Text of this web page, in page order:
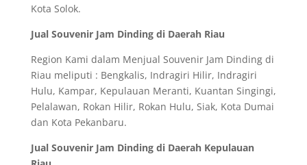
Kota Solok.
Jual Souvenir Jam Dinding di Daerah Riau
Region Kami dalam Menjual Souvenir Jam Dinding di
Riau meliputi : Bengkalis, Indragiri Hilir, Indragiri
Hulu, Kampar, Kepulauan Meranti, Kuantan Singingi,
Pelalawan, Rokan Hilir, Rokan Hulu, Siak, Kota Dumai
dan Kota Pekanbaru.
Jual Souvenir Jam Dinding di Daerah Kepulauan